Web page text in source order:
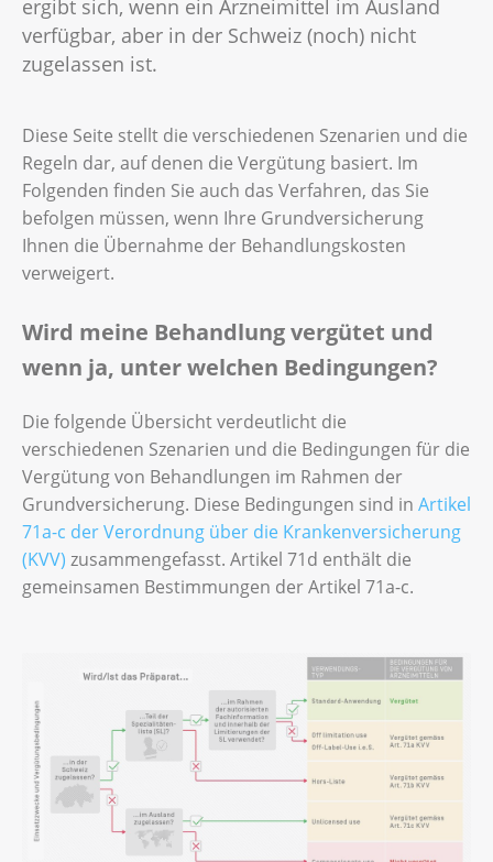
ergibt sich, wenn ein Arzneimittel im Ausland
verfügbar, aber in der Schweiz (noch) nicht
zugelassen ist.
Diese Seite stellt die verschiedenen Szenarien und die
Regeln dar, auf denen die Vergütung basiert. Im
Folgenden finden Sie auch das Verfahren, das Sie
befolgen müssen, wenn Ihre Grundversicherung
Ihnen die Übernahme der Behandlungskosten
verweigert.
Wird meine Behandlung vergütet und
wenn ja, unter welchen Bedingungen?
Die folgende Übersicht verdeutlicht die
verschiedenen Szenarien und die Bedingungen für die
Vergütung von Behandlungen im Rahmen der
Grundversicherung. Diese Bedingungen sind in Artikel
71a-c der Verordnung über die Krankenversicherung
(KVV) zusammengefasst. Artikel 71d enthält die
gemeinsamen Bestimmungen der Artikel 71a-c.